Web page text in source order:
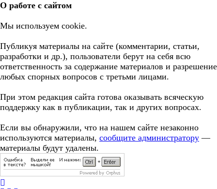
О работе с сайтом
Мы используем cookie.
Публикуя материалы на сайте (комментарии, статьи,
разработки и др.), пользователи берут на себя всю
ответственность за содержание материалов и разрешение
любых спорных вопросов с третьми лицами.
При этом редакция сайта готова оказывать всяческую
поддержку как в публикации, так и других вопросах.
Если вы обнаружили, что на нашем сайте незаконно
используются материалы, сообщите администратору —
материалы будут удалены.